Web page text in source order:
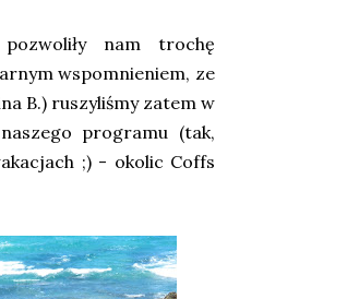
nam trochę
wspomnieniem, ze
B.) ruszyliśmy zatem w
programu (tak,
;) - okolic Coffs